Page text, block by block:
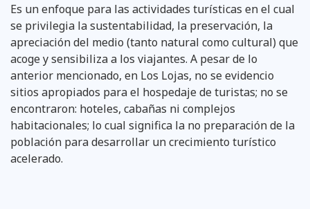
Es un enfoque para las actividades turísticas en el cual
se privilegia la sustentabilidad, la preservación, la
apreciación del medio (tanto natural como cultural) que
acoge y sensibiliza a los viajantes. A pesar de lo
anterior mencionado, en Los Lojas, no se evidencio
sitios apropiados para el hospedaje de turistas; no se
encontraron: hoteles, cabañas ni complejos
habitacionales; lo cual significa la no preparación de la
población para desarrollar un crecimiento turístico
acelerado.